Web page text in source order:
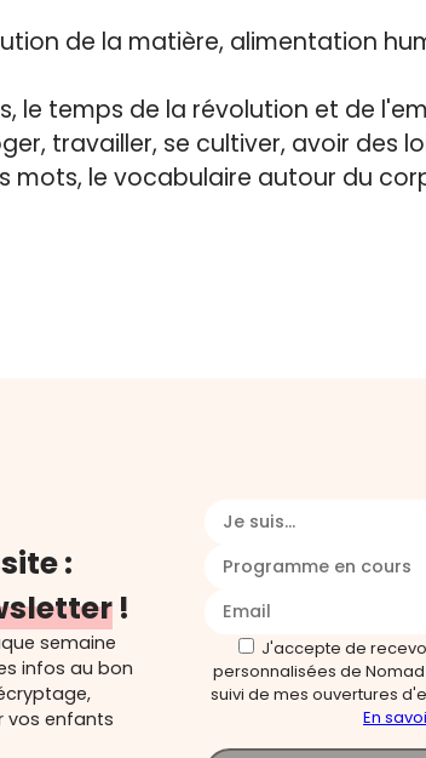
de la matière, alimentation
le temps de la révolution et de
travailler, se cultiver, avoir des
mots, le vocabulaire autour du
:
!
semaine
infos au bon
vos enfants
Je suis...
Programme en cours
J'accepte de
personnalisées de
suivi de mes ouvertures
En